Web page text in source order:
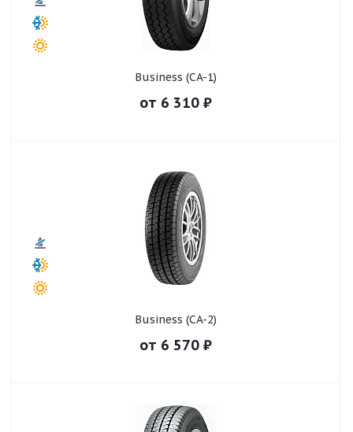
Business (CA-1)
от 6 310 ₽
Business (CA-2)
от 6 570 ₽